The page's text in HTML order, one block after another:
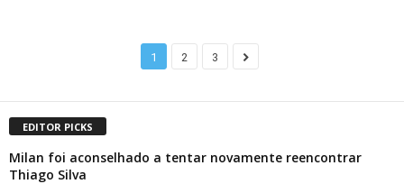
1 2 3
EDITOR PICKS
Milan foi aconselhado a tentar novamente reencontrar
Thiago Silva